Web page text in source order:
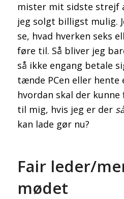
mister mit sidste strejf
jeg solgt billigst mulig.
se, hvad hverken seks
føre til. Så bliver jeg
så ikke engang betale
tænde PCen eller hente
hvordan skal der
til mig, hvis jeg er der
kan lade gør nu?
Fair leder/
mødet